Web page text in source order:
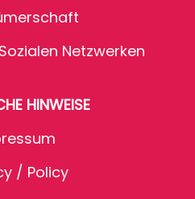
Netzwerken
HINWEISE
/ Policy